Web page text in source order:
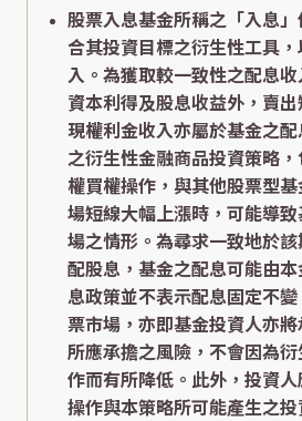
股票入息基金所稱之「入息
合其投資目標之衍生性工具
入。為獲取較一致性之配息
資本利得及股息收益外，賣
現權利金收入亦屬於基金之
之衍生性金融商品投資策略
權買權操作，與其他股票型
場短線大幅上漲時，可能導
場之情形。為尋求一致地於
配股息，基金之配息可能由
息政策並不表示配息固定不
票市場，亦即基金投資人亦
所應承擔之風險，不會因為
作而有所降低。此外，投資
操作與本策略所可能產生之